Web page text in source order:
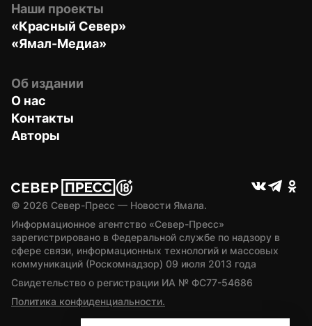
Наши проекты
«Красный Север»
«Ямал-Медиа»
Об издании
О нас
Контакты
Авторы
© 2026 Север-Пресс — Новости Ямала.
Информационное агентство «Север-Пресс»
зарегистрировано в Федеральной службе по надзору в
сфере связи, информационных технологий и массовых
коммуникаций (Роскомнадзор) 09 июля 2013 года
Свидетельство о регистрации ИА № ФС77-54686
Политика конфиденциальности.